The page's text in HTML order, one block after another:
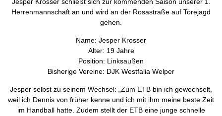
Jesper Krosser schließt sich zur kommenden Saison unserer 1.
Herrenmannschaft an und wird an der Rosastraße auf Torejagd
gehen.
Name: Jesper Krosser
Alter: 19 Jahre
Position: Linksaußen
Bisherige Vereine: DJK Westfalia Welper
Jesper selbst zu seinem Wechsel: „Zum ETB bin ich gewechselt,
weil ich Dennis von früher kenne und ich mit ihm meine beste Zeit
im Handball hatte. Zudem stellt der ETB eine junge schnelle